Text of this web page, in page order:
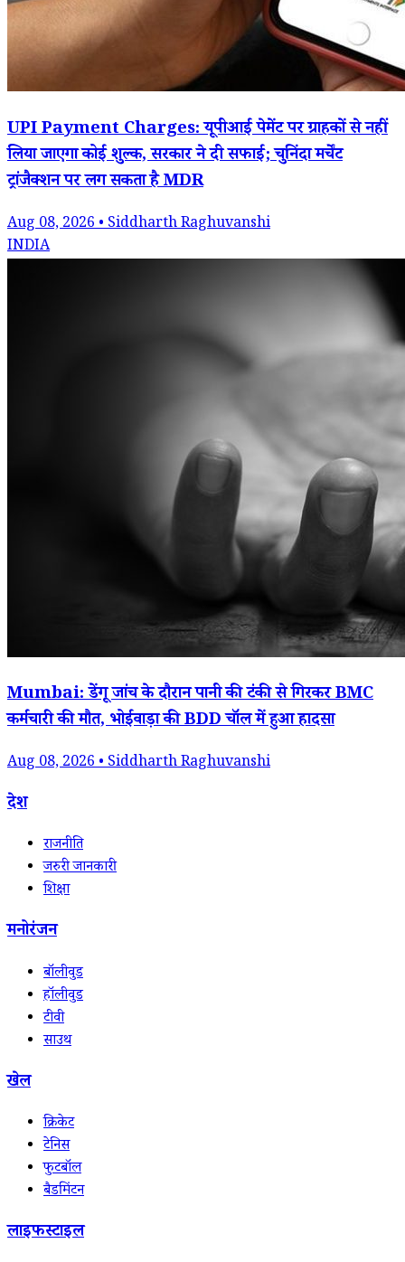
UPI Payment Charges: यूपीआई पेमेंट पर ग्राहकों से नहीं
लिया जाएगा कोई शुल्क, सरकार ने दी सफाई; चुनिंदा मर्चेंट
ट्रांजैक्शन पर लग सकता है MDR
Aug 08, 2026 • Siddharth Raghuvanshi
INDIA
Mumbai: डेंगू जांच के दौरान पानी की टंकी से गिरकर BMC
कर्मचारी की मौत, भोईवाड़ा की BDD चॉल में हुआ हादसा
Aug 08, 2026 • Siddharth Raghuvanshi
देश
राजनीति
जरुरी जानकारी
शिक्षा
मनोरंजन
बॉलीवुड
हॉलीवुड
टीवी
साउथ
खेल
क्रिकेट
टेनिस
फुटबॉल
बैडमिंटन
लाइफस्टाइल